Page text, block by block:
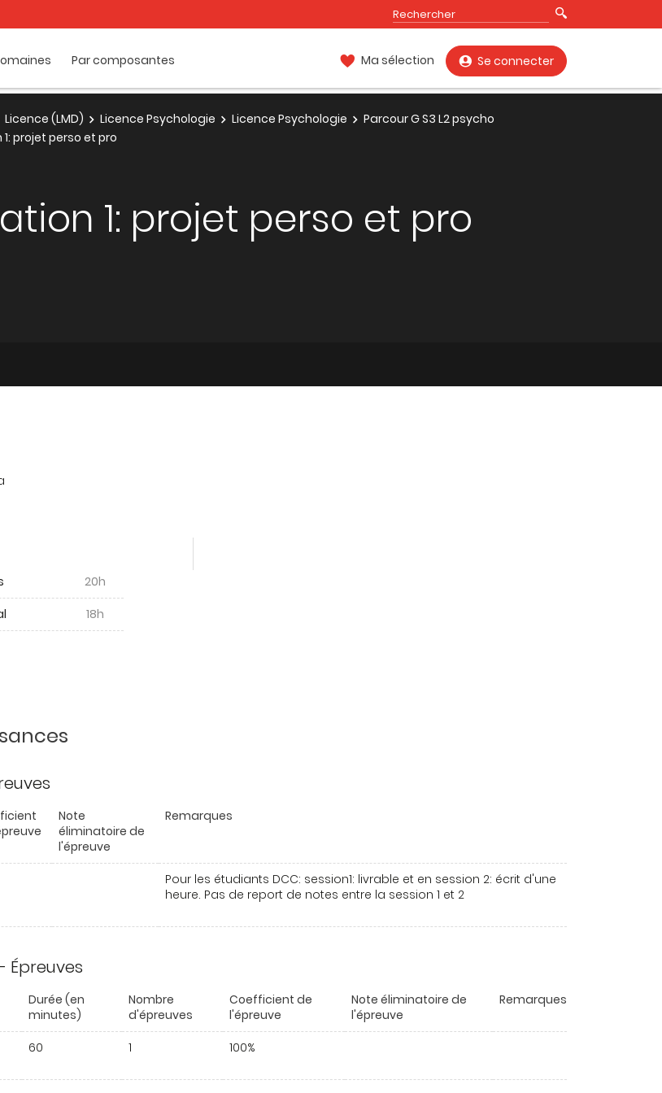
Par composantes Ma sélection Se connecter
Licence (LMD) Licence Psychologie Licence Psychologie
Parcour G S3 L2 psycho
projet perso et pro
1: projet perso et pro
20h
18h
Note
éliminatoire de
l'épreuve
Remarques
Pour les étudiants DCC: session1: livrable et en session 2: écrit d'une
heure. Pas de report de notes entre la session 1 et 2
Épreuves
Durée (en
minutes)
Nombre
d'épreuves
Coefficient de
l'épreuve
Note éliminatoire de
l'épreuve
Remarques
60 1 100%